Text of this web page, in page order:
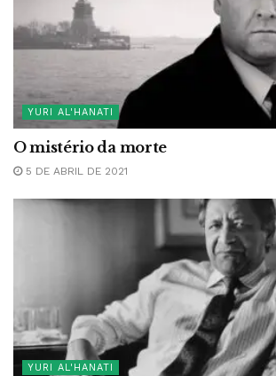
YURI AL'HANATI
O mistério da morte
5 DE ABRIL DE 2021
YURI AL'HANATI